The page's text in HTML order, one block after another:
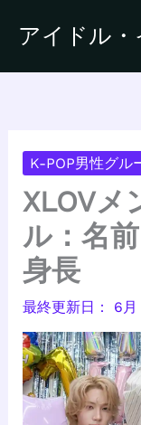
アイドル
K-POP男性グル
XLOVメ
ル：名
身長
6月